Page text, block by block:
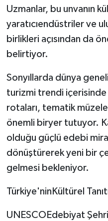
Uzmanlar, bu unvanın
yaratıcıendüstriler ve
birlikleri açısından da
belirtiyor.
Sonyıllarda dünya
turizmi trendi
rotaları, tematik
önemli biryer tutuyor.
olduğu güçlü edebi
dönüştürerek yeni bir
gelmesi bekleniyor.
Türkiye'ninKültürel
UNESCOEdebiyat Şehri